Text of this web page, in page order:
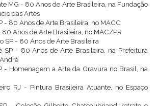
MG - 80 Anos de Arte Brasileira, na Fundação
das Artes
- 80 Anos de Arte Brasileira, no MACC
Anos de Arte Brasileira, no MAC/PR
SP - 80 Anos de Arte Brasileira
SP - 80 Anos de Arte Brasileira, na Prefeitura
- Homenagem a Arte da Gravura no Brasil, na
RJ - Pintura Brasileira Atuante, no Espaço